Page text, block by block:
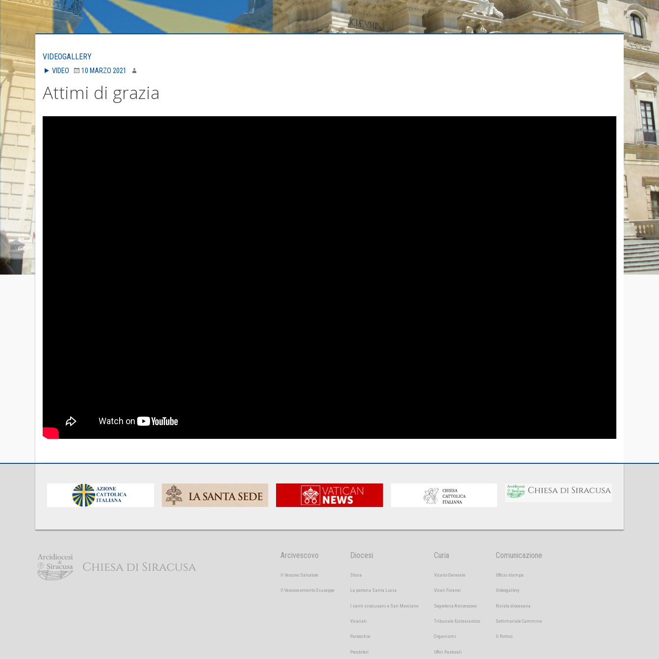
VIDEOGALLERY
VIDEO 10 MARZO 2021
Attimi di grazia
Arcivescovo
Il Vescovo Salvatore
Il Vescovo emerito Giuseppe
Diocesi
Storia
La patrona Santa Lucia
I santi siracusani e San Marciano
Vicariati
Parrocchie
Presbiteri
Curia
Vicario Generale
Vicari Foranei
Segreteria Arcivescovo
Tribunale Ecclesiastico
Organismi
Uffici Pastorali
Comunicazione
Ufficio stampa
Videogallery
Rivista diocesana
Settimanale Cammino
Il Portico